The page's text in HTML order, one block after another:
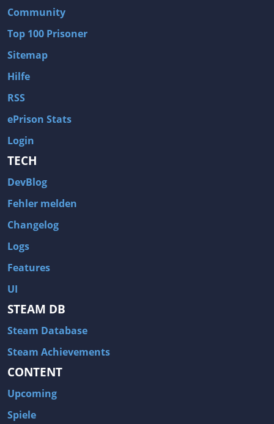
Community
Top 100 Prisoner
Sitemap
Hilfe
RSS
ePrison Stats
Login
TECH
DevBlog
Fehler melden
Changelog
Logs
Features
UI
STEAM DB
Steam Database
Steam Achievements
CONTENT
Upcoming
Spiele